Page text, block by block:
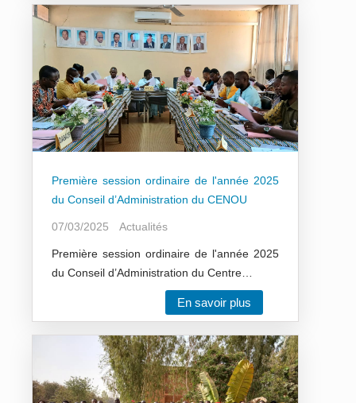
Première session ordinaire de l'année 2025
du Conseil d’Administration du CENOU
07/03/2025 Actualités
Première session ordinaire de l'année 2025
du Conseil d’Administration du Centre…
En savoir plus